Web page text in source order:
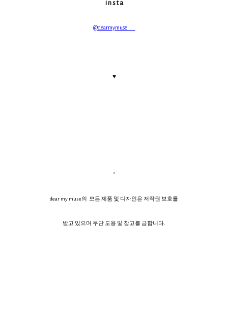
i n s t a
@dearmymuse___
♥
*
dear my muse의 모든 제품 및 디자인은 저작권 보호를
받고 있으며 무단 도용 및 참고를 금합니다.